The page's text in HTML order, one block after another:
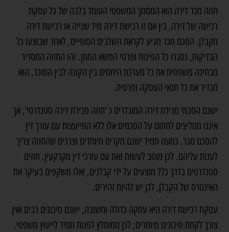
חוזה מכר דירה הוא המסמך המשפטי העומד בלבה של כל עסקת
רכישה של דירה, בין אם זו רכישת דירה מיד שנייה או רכישת דירה
מקבלן. הסכם מכר מגיע לקראת השלבים הסופיים, לאחר שבוצעו כל
הבדיקות, נסגרו כל הפינות ופרטי המשא המתן. זהו החוזה המסדיר
מבחינה משפטית את כל מערכת היחסים בין הקונה לבין המוכר, הוא
מגדיר את כל תנאי העסקה ופרטיה.
ישנם הסכמי מכירת דירה המוגדרים כ ’חוזה מכירת דירה סטנדרטי‘, אך
איננו ממליצים לחתום על הסכמים אלו ללא התייעצות עם עורך דין
להסכם מכר. כמעט תמיד ישנם מקרים מיוחדים וצרכים שהחוזה צריך
לענות עליהם. לכן מוטב לעשות זאת עם עורכי דין מקרקעין. חוזים
סטנדרטים בדרך כלל מוצעים על ידי קבלנים, ואלו משקפים בעיקר את
האינטרס של הקבלן, לכן יש להיות זהירים.
עסקת רכישת דירה היא עסקה גדולה וחשובה, ישנם סיכונים רבים ואין
צורך לקחת סיכונים מיותרים; לכן ממומלץ לפנות תמיד לייעוץ משפטי.